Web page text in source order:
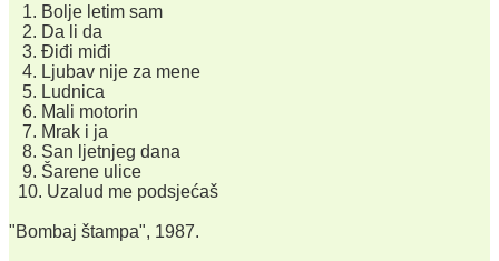
1. Bolje letim sam
2. Da li da
3. Điđi miđi
4. Ljubav nije za mene
5. Ludnica
6. Mali motorin
7. Mrak i ja
8. San ljetnjeg dana
9. Šarene ulice
10. Uzalud me podsjećaš
"Bombaj štampa", 1987.